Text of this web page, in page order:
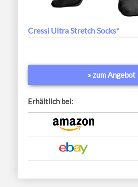
Cressi Ultra Stretch Socks*
» zum Angebot
Erhältlich bei: